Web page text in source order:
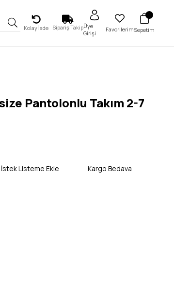
Kolay İade Sipariş TakipÜye
Girişi
FavorilerimSepetim
Pantolonlu Takım 2-7
İstek Listeme Ekle Kargo Bedava